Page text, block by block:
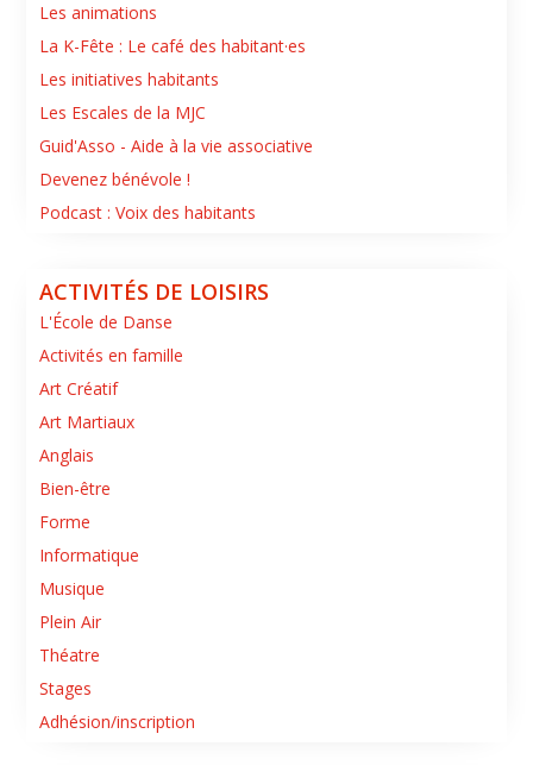
Les animations
La K-Fête : Le café des habitant·es
Les initiatives habitants
Les Escales de la MJC
Guid'Asso - Aide à la vie associative
Devenez bénévole !
Podcast : Voix des habitants
ACTIVITÉS DE LOISIRS
L'École de Danse
Activités en famille
Art Créatif
Art Martiaux
Anglais
Bien-être
Forme
Informatique
Musique
Plein Air
Théatre
Stages
Adhésion/inscription